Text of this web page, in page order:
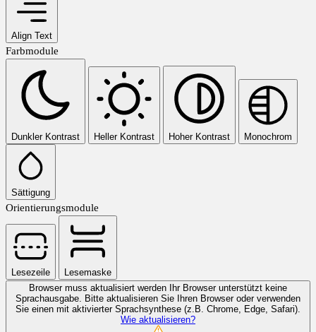
Align Text
Farbmodule
Dunkler Kontrast Heller Kontrast Hoher Kontrast Monochrom
Sättigung
Orientierungsmodule
Lesezeile
Lesemaske
Browser muss aktualisiert werden
Ihr Browser unterstützt keine
Sprachausgabe. Bitte aktualisieren Sie Ihren Browser oder verwenden
Sie einen mit aktivierter Sprachsynthese (z.B. Chrome, Edge, Safari).
Wie aktualisieren?